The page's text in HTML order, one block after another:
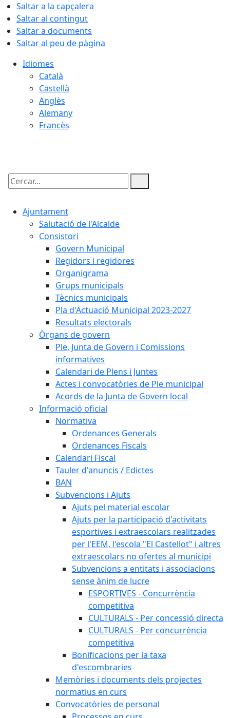
Saltar a la capçalera
Saltar al contingut
Saltar a documents
Saltar al peu de pàgina
Idiomes
Català
Castellà
Anglès
Alemany
Francès
Cercar:
Ajuntament
Salutació de l'Alcalde
Consistori
Govern Municipal
Regidors i regidores
Organigrama
Grups municipals
Tècnics municipals
Pla d'Actuació Municipal 2023-2027
Resultats electorals
Òrgans de govern
Ple, Junta de Govern i Comissions
informatives
Calendari de Plens i Juntes
Actes i convocatòries de Ple municipal
Acords de la Junta de Govern local
Informació oficial
Normativa
Ordenances Generals
Ordenances Fiscals
Calendari Fiscal
Tauler d'anuncis / Edictes
BAN
Subvencions i Ajuts
Ajuts pel material escolar
Ajuts per la participació d'activitats
esportives i extraescolars realitzades
per l'EEM, l'escola "El Castellot" i altres
extraescolars no ofertes al municipi
Subvencions a entitats i associacions
sense ànim de lucre
ESPORTIVES - Concurrència
competitiva
CULTURALS - Per concessió directa
CULTURALS - Per concurrència
competitiva
Bonificacions per la taxa
d'escombraries
Memòries i documents dels projectes
normatius en curs
Convocatòries de personal